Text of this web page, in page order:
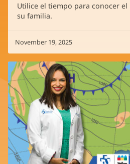
Utilice el tiempo para conocer
su familia.
November 19, 2025